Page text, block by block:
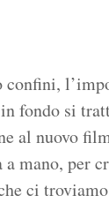
confini,
fondo si
al nuovo
mano, per
ci